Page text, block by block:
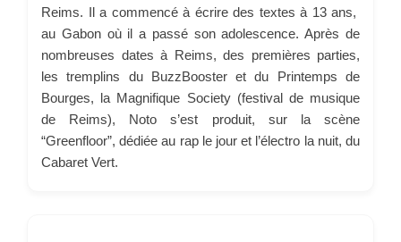
Reims. Il a commencé à écrire des textes à 13 ans,
au Gabon où il a passé son adolescence. Après de
nombreuses dates à Reims, des premières parties,
les tremplins du BuzzBooster et du Printemps de
Bourges, la Magnifique Society (festival de musique
de Reims), Noto s’est produit, sur la scène
“Greenfloor”, dédiée au rap le jour et l’électro la nuit, du
Cabaret Vert.